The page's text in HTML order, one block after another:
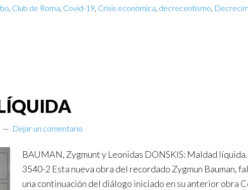
, Club de Roma, Covid-19, Crisis económica, decrecentismo,
Dejar un comentario
BAUMAN, Zygmunt y Leonidas DONSKIS: Maldad
3540-2 Esta nueva obra del recordado Zygmun Bauman,
una continuación del diálogo iniciado en su anterior obra